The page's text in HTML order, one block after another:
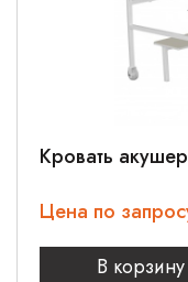
Кровать
Цена по
В корзину